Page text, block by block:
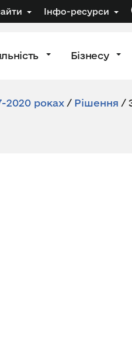
Інфо-ресурси
Бізнесу
2020 роках / Рішення /